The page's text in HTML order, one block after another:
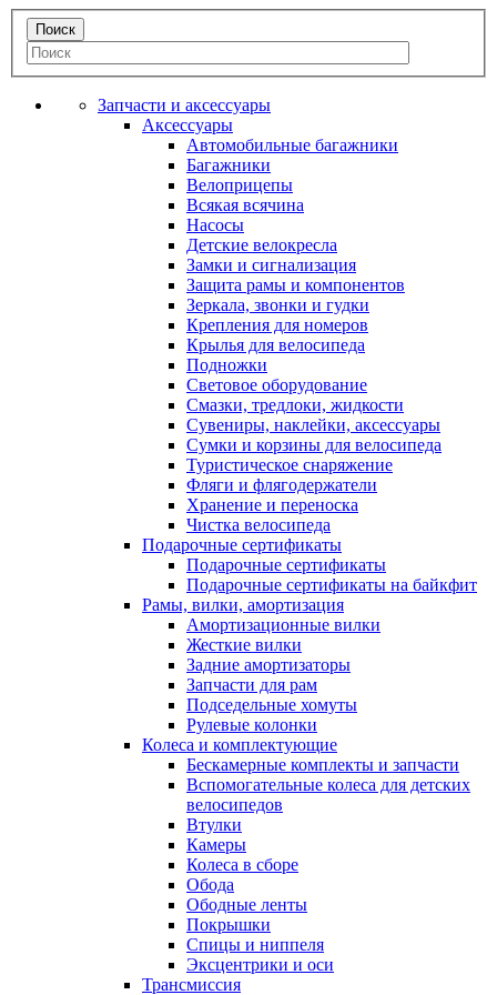
Запчасти и аксессуары
Аксессуары
Автомобильные багажники
Багажники
Велоприцепы
Всякая всячина
Насосы
Детские велокресла
Замки и сигнализация
Защита рамы и компонентов
Зеркала, звонки и гудки
Крепления для номеров
Крылья для велосипеда
Подножки
Световое оборудование
Смазки, тредлоки, жидкости
Сувениры, наклейки, аксессуары
Сумки и корзины для велосипеда
Туристическое снаряжение
Фляги и флягодержатели
Хранение и переноска
Чистка велосипеда
Подарочные сертификаты
Подарочные сертификаты
Подарочные сертификаты на байкфит
Рамы, вилки, амортизация
Амортизационные вилки
Жесткие вилки
Задние амортизаторы
Запчасти для рам
Подседельные хомуты
Рулевые колонки
Колеса и комплектующие
Бескамерные комплекты и запчасти
Вспомогательные колеса для детских
велосипедов
Втулки
Камеры
Колеса в сборе
Обода
Ободные ленты
Покрышки
Спицы и ниппеля
Эксцентрики и оси
Трансмиссия